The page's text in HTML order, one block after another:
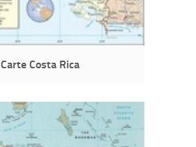
Carte Costa Rica